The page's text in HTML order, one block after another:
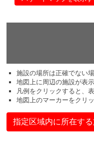
施設の場所は正確でない
地図上に周辺の施設が表
凡例をクリックすると、
地図上のマーカーをクリ
指定区域内に所在す